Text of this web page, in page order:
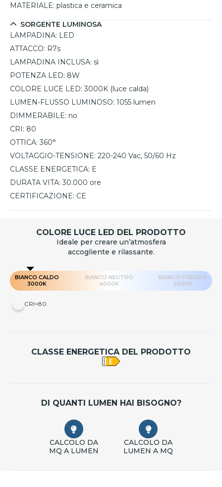
MATERIALE: plastica e ceramica
SORGENTE LUMINOSA
LAMPADINA: LED
ATTACCO: R7s
LAMPADINA INCLUSA: sì
POTENZA LED: 8W
COLORE LUCE LED: 3000K (luce calda)
LUMEN-FLUSSO LUMINOSO: 1055 lumen
DIMMERABILE: no
CRI: 80
OTTICA: 360°
VOLTAGGIO-TENSIONE: 220-240 Vac, 50/60 Hz
CLASSE ENERGETICA: E
DURATA VITA: 30.000 ore
CERTIFICAZIONE: CE
COLORE LUCE LED DEL PRODOTTO
Ideale per creare un’atmosfera
accogliente e rilassante.
BIANCO CALDO
3000K
BIANCO NEUTRO
4000K
BIANCO FREDDO
5500K
CRI>80
CLASSE ENERGETICA DEL PRODOTTO
DI QUANTI LUMEN HAI BISOGNO?
CALCOLO DA
MQ A LUMEN
CALCOLO DA
LUMEN A MQ